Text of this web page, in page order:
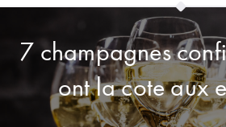
7 champagnes
ont la cote aux